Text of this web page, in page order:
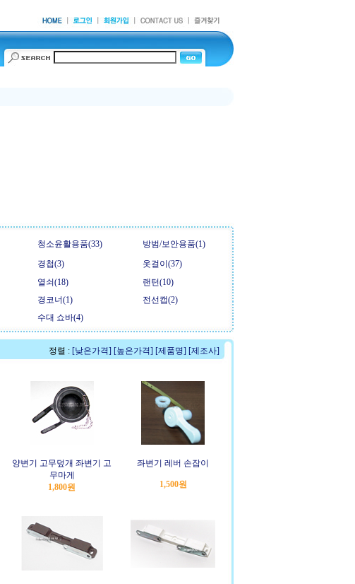
청소윤활용품(33)
방범/보안용품(1)
경첩(3)
옷걸이(37)
열쇠(18)
랜턴(10)
경코너(1)
전선캡(2)
수대 쇼바(4)
정렬 : [낮은가격] [높은가격] [제품명] [제조사]
양변기 고무덮개 좌변기 고
무마게
1,800원
좌변기 레버 손잡이
1,500원